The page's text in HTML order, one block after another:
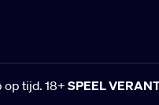
op tijd. 18+SPEEL